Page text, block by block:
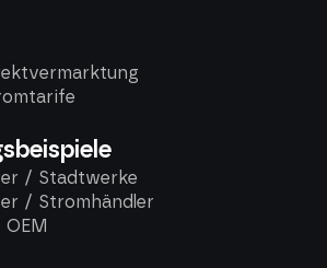
/ Stadtwerke
/ Stromhändler